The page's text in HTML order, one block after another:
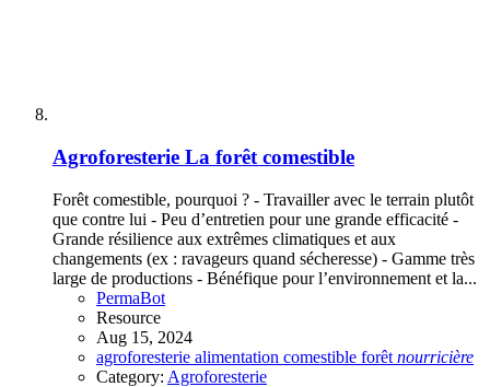
Agroforesterie La forêt comestible
Forêt comestible, pourquoi ? - Travailler avec le terrain plutôt
que contre lui - Peu d’entretien pour une grande efficacité -
Grande résilience aux extrêmes climatiques et aux
changements (ex : ravageurs quand sécheresse) - Gamme très
large de productions - Bénéfique pour l’environnement et la...
PermaBot
Resource
Aug 15, 2024
agroforesterie alimentation comestible forêt nourricière
Category: Agroforesterie